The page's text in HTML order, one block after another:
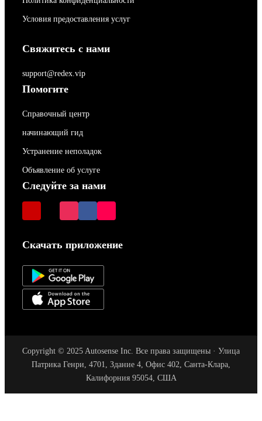
Условия предоставления услуг
Свяжитесь с нами
support@redex.vip
Помогите
Справочный центр
начинающий гид
Устранение неполадок
Объявление об услуге
Следуйте за нами
Скачать приложение
Copyright © 2025 Autosense Inc. Все права защищены · Улица
Патрика Генри, 4701, Здание 4, Офис 402, Санта-Клара,
Калифорния 95054, США